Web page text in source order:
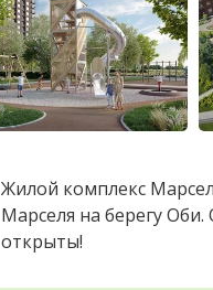
Жилой комплекс
Марселя на берегу
открыты!